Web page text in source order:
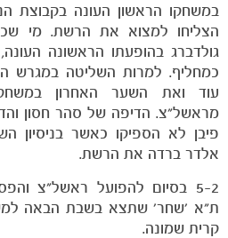
משחקים
ותוצאות
במשחקו הראשון העונה בקבוצת
הצליחו למצוא את הרשת. מי
גולדברג בהופעתו הראשונה
כמחליף. למרות השליטה במגרש
עוד ואת השער האחרון
מראשל"צ. הדיפה של סהר חסון
פיבן לא הספיקו כאשר בניסיון
אלדר ברדה את הרשת.
5-2 בסיום להפועל ראשל"צ
ת"א 'שחר' שתצא בשבת הבאה
קרית שמונה.